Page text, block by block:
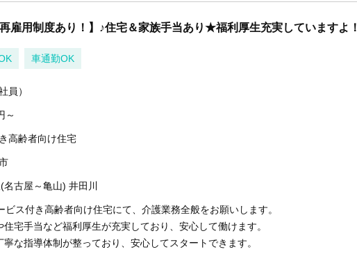
再雇用制度あり！】♪住宅＆家族手当あり★福利厚生充実していますよ！
車通勤OK
員）
～
高齢者向け住宅
古屋～亀山) 井田川
ビス付き高齢者向け住宅にて、介護業務全般をお願いします。
住宅手当など福利厚生が充実しており、安心して働けます。
寧な指導体制が整っており、安心してスタートできます。